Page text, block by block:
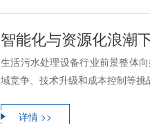
智能化与资源化浪潮下
生活污水处理设备行业前景整体
域竞争、技术升级和成本控制等挑
详情 >>